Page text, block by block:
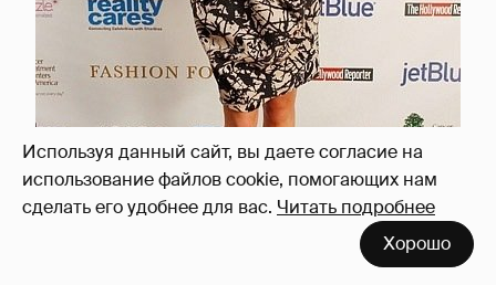
Используя данный сайт, вы даете согласие на
использование файлов cookie, помогающих нам
сделать его удобнее для вас. Читать подробнее
Хорошо